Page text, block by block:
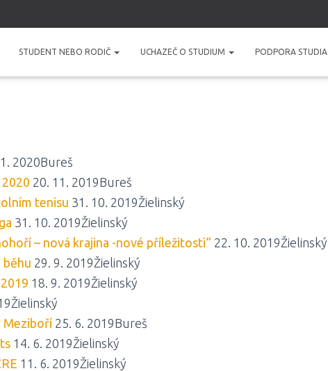
STUDENT NEBO RODIČ UCHAZEČ O STUDIUM PODPORA STUDIA
2020Bureš
20. 11. 2019Bureš
tenisu 31. 10. 2019Žielinský
31. 10. 2019Žielinský
– nová krajina -nové příležitosti“ 22. 10. 2019Žielinský
běhu 29. 9. 2019Žielinský
18. 9. 2019Žielinský
Meziboří25. 6. 2019Bureš
14. 6. 2019Žielinský
11. 6. 2019Žielinský